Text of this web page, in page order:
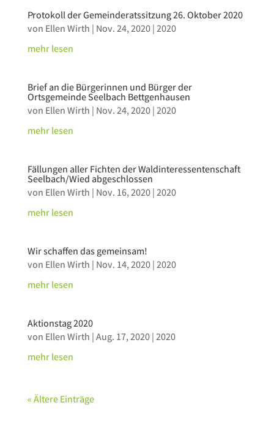
Protokoll der Gemeinderatssitzung 26. Oktober 2020
von Ellen Wirth Nov. 24, 2020| 2020
mehr lesen
Brief an die Bürgerinnen und Bürger der
Ortsgemeinde Seelbach Bettgenhausen
von Ellen Wirth Nov. 24, 2020| 2020
mehr lesen
Fällungen aller Fichten der Waldinteressentenschaft
Seelbach/Wied abgeschlossen
von Ellen Wirth Nov. 16, 2020| 2020
mehr lesen
Wir schaffen das gemeinsam!
von Ellen Wirth Nov. 14, 2020| 2020
mehr lesen
Aktionstag 2020
von Ellen Wirth Aug. 17, 2020| 2020
mehr lesen
« Ältere Einträge